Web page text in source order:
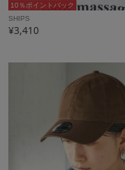
10％ポイントバック
SHIPS
¥3,410